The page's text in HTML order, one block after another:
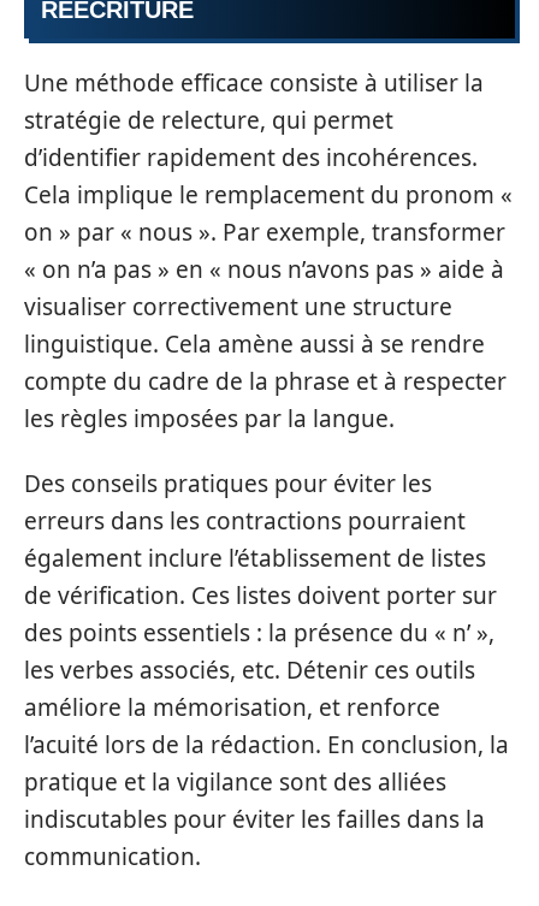
RÉÉCRITURE
Une méthode efficace consiste à utiliser la
stratégie de relecture, qui permet
d’identifier rapidement des incohérences.
Cela implique le remplacement du pronom «
on » par « nous ». Par exemple, transformer
« on n’a pas » en « nous n’avons pas » aide à
visualiser correctivement une structure
linguistique. Cela amène aussi à se rendre
compte du cadre de la phrase et à respecter
les règles imposées par la langue.
Des conseils pratiques pour éviter les
erreurs dans les contractions pourraient
également inclure l’établissement de listes
de vérification. Ces listes doivent porter sur
des points essentiels : la présence du « n’ »,
les verbes associés, etc. Détenir ces outils
améliore la mémorisation, et renforce
l’acuité lors de la rédaction. En conclusion, la
pratique et la vigilance sont des alliées
indiscutables pour éviter les failles dans la
communication.